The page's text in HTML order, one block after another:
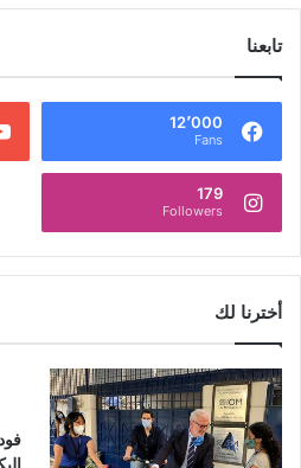
تابعنا
12٬000
Fans
179
Followers
أخترنا لك